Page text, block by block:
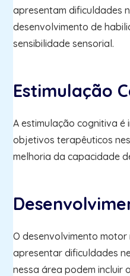
apresentam dificuldades
desenvolvimento de
sensibilidade sensorial.
Estimulação
A estimulação cognitiva
objetivos terapêuticos
melhoria da capacidade
O desenvolvimento
apresentar dificuldades
nessa área podem incluir